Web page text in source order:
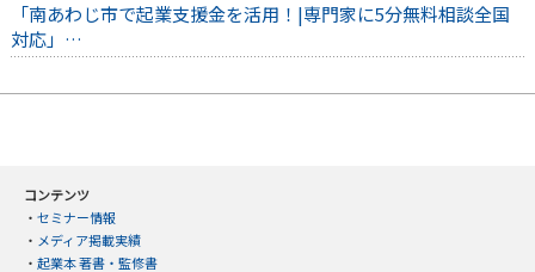
「南あわじ市で起業支援金を活用！|専門家に5分無料相談全国
対応」…
コンテンツ
・ セミナー情報
・ メディア掲載実績
・ 起業本 著書・監修書